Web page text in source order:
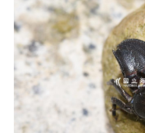
影
音
音
源
訊
息
發